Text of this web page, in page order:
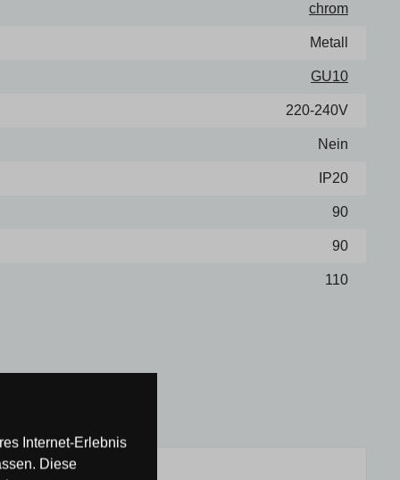
chrom
Metall
GU10
220-240V
Nein
IP20
90
90
110
Internet-Erlebnis
Diese